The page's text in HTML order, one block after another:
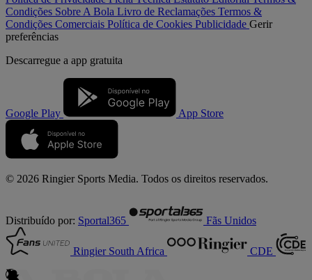
Condições Sobre A Bola Livro de Reclamações Termos &
Condições Comerciais Política de Cookies Publicidade Gerir
preferências
Descarregue a app gratuita
Google Play App Store
© 2026 Ringier Sports Media. Todos os direitos reservados.
Distribuído por: Sportal365 Fãs Unidos
Ringier South Africa CDE